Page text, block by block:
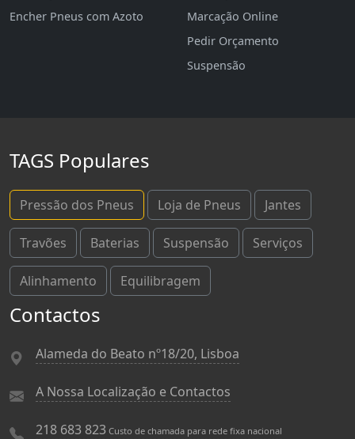
Encher Pneus com Azoto
Marcação Online
Pedir Orçamento
Suspensão
TAGS Populares
Pressão dos Pneus Loja de Pneus Jantes
Travões Baterias Suspensão Serviços
Alinhamento Equilibragem
Contactos
Alameda do Beato nº18/20, Lisboa
A Nossa Localização e Contactos
218 683 823 Custo de chamada para rede fixa nacional